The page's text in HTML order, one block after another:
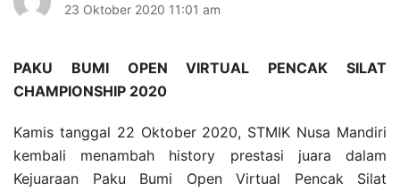
23 Oktober 2020 11:01 am
PAKU BUMI OPEN VIRTUAL PENCAK SILAT
CHAMPIONSHIP 2020
Kamis tanggal 22 Oktober 2020, STMIK Nusa Mandiri
kembali menambah history prestasi juara dalam
Kejuaraan Paku Bumi Open Virtual Pencak Silat